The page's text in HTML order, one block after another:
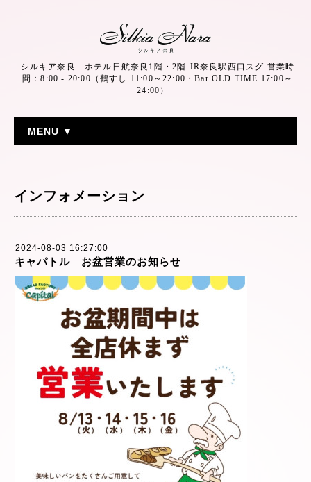
シルキア奈良 ホテル日航奈良1階・2階 JR奈良駅西口スグ 営業時
間：8:00 - 20:00（鶴すし 11:00～22:00・Bar OLD TIME 17:00～
24:00）
MENU ▼
インフォメーション
2024-08-03 16:27:00
キャパトル お盆営業のお知らせ